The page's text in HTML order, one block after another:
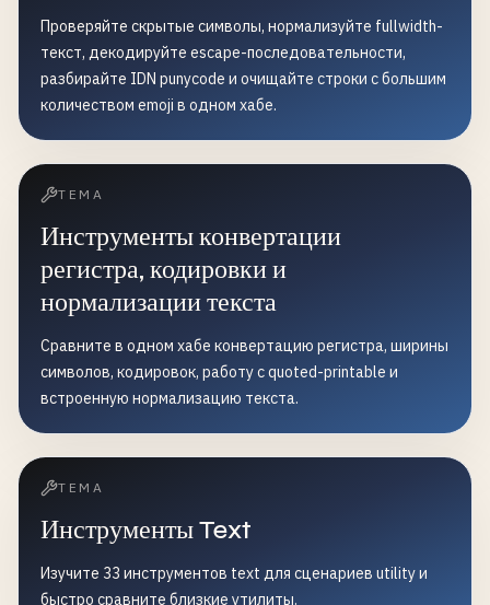
Проверяйте скрытые символы, нормализуйте fullwidth-
текст, декодируйте escape-последовательности,
разбирайте IDN punycode и очищайте строки с большим
количеством emoji в одном хабе.
ТЕМА
Инструменты конвертации
регистра, кодировки и
нормализации текста
Сравните в одном хабе конвертацию регистра, ширины
символов, кодировок, работу с quoted-printable и
встроенную нормализацию текста.
ТЕМА
Инструменты Text
Изучите 33 инструментов text для сценариев utility и
быстро сравните близкие утилиты.